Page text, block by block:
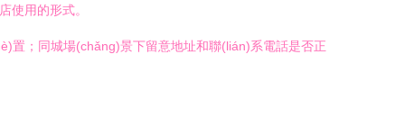
使用的形式。
置；同城場(chǎng)景下留意地址和聯(lián)系電話是否正